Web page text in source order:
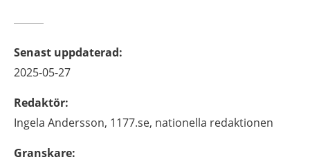
Senast uppdaterad:
2025-05-27
Redaktör:
Ingela Andersson, 1177.se, nationella redaktionen
Granskare: